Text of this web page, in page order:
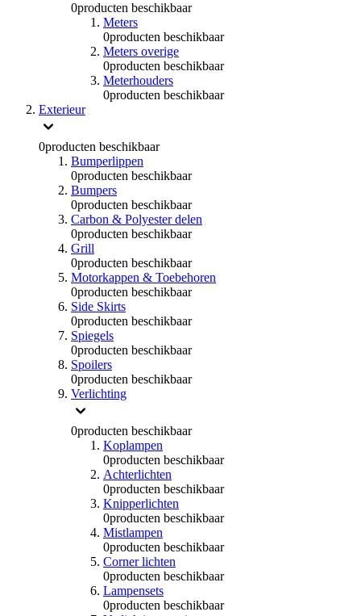
0producten beschikbaar
Meters
0producten beschikbaar
Meters overige
0producten beschikbaar
Meterhouders
0producten beschikbaar
Exterieur
0producten beschikbaar
Bumperlippen
0producten beschikbaar
Bumpers
0producten beschikbaar
Carbon & Polyester delen
0producten beschikbaar
Grill
0producten beschikbaar
Motorkappen & Toebehoren
0producten beschikbaar
Side Skirts
0producten beschikbaar
Spiegels
0producten beschikbaar
Spoilers
0producten beschikbaar
Verlichting
0producten beschikbaar
Koplampen
0producten beschikbaar
Achterlichten
0producten beschikbaar
Knipperlichten
0producten beschikbaar
Mistlampen
0producten beschikbaar
Corner lichten
0producten beschikbaar
Lampensets
0producten beschikbaar